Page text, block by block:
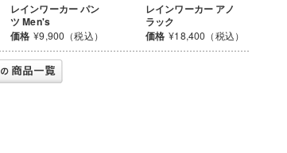
レインワーカー パン
ツ Men's
価格 ¥9,900（税込）
レインワーカー アノ
ラック
価格 ¥18,400（税込）